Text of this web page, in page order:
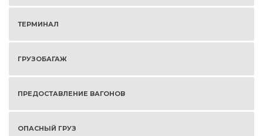
ТЕРМИНАЛ
ГРУЗОБАГАЖ
ПРЕДОСТАВЛЕНИЕ ВАГОНОВ
ОПАСНЫЙ ГРУЗ